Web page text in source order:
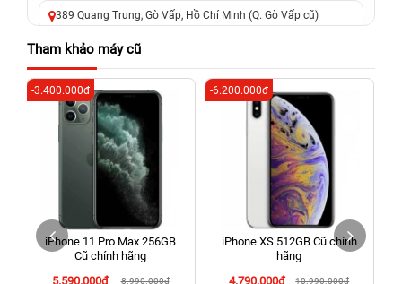
389 Quang Trung, Gò Vấp, Hồ Chí Minh (Q. Gò Vấp cũ)
625 - 625A Âu Cơ, Tân Phú, Hồ Chí Minh (Quận Tân Phú cũ)
326 Lê Văn Việt, Tăng Nhơn Phú, Hồ Chí Minh (Q.9 TP. Thủ
Đức cũ)
256 Võ Văn Ngân, Thủ Đức, Hồ Chí Minh (Bình Thọ, TP. Thủ
Đức Cũ)
70 Nguyễn An Ninh, Dĩ An, Hồ Chí Minh (Bình Dương Cũ)
24h Vũng Tàu: 162A Ba Cu, Vũng Tàu, Hồ Chí Minh (TP. Vũng
Tàu cũ)
198 Hoàng Văn Thụ, Tân Sơn Nhất, Hồ Chí Minh (Tân Bình
Tham khảo máy cũ
iPhone 11 Pro Max 256GB
Cũ chính hãng
5.590.000đ
8.990.000đ
-3.400.000đ
iPhone XS 512GB Cũ chính
hãng
4.790.000đ
10.990.000đ
-6.200.000đ